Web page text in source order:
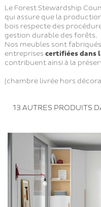
Le Forest Stewardship
qui assure que la
bois respecte des
gestion durable des forêts.
Nos meubles sont
entreprises certifiées dans
contribuent ainsi à la
(chambre livrée hors
13 AUTRES PRODUITS